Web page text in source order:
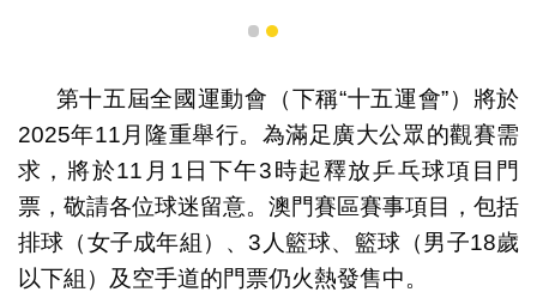
1 2
第十五屆全國運動會（下稱“十五運會”）將於
2025年11月隆重舉行。為滿足廣大公眾的觀賽需
求，將於11月1日下午3時起釋放乒乓球項目門
票，敬請各位球迷留意。澳門賽區賽事項目，包括
排球（女子成年組）、3人籃球、籃球（男子18歲
以下組）及空手道的門票仍火熱發售中。